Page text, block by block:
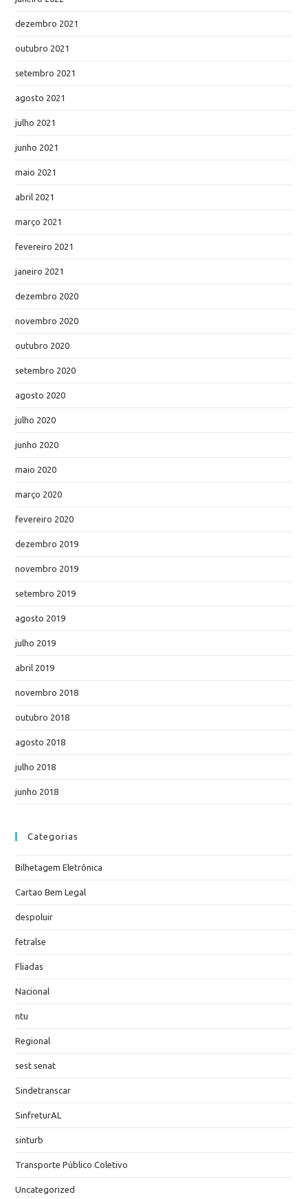
dezembro 2021
outubro 2021
setembro 2021
agosto 2021
julho 2021
junho 2021
maio 2021
abril 2021
março 2021
fevereiro 2021
janeiro 2021
dezembro 2020
novembro 2020
outubro 2020
setembro 2020
agosto 2020
julho 2020
junho 2020
maio 2020
março 2020
fevereiro 2020
dezembro 2019
novembro 2019
setembro 2019
agosto 2019
julho 2019
abril 2019
novembro 2018
outubro 2018
agosto 2018
julho 2018
junho 2018
Categorias
Bilhetagem Eletrônica
Cartao Bem Legal
despoluir
fetralse
Fliadas
Nacional
ntu
Regional
sest senat
Sindetranscar
SinfreturAL
sinturb
Transporte Público Coletivo
Uncategorized